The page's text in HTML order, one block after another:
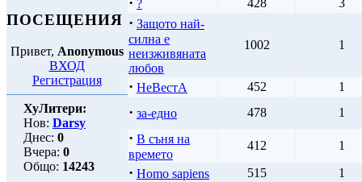
ПОСЕЩЕНИЯ
Привет, Anonymous
ВХОД
Регистрация
ХуЛитери:
Нов: Darsy
Днес: 0
Вчера: 0
Общо: 14243
? 428 3
· Защото най-
силна е
неизживяната
любов
1002 1
· НеВестА 452 1
· за-едно 478 1
· В съня на
времето
412 1
· Homo sapiens 515 1